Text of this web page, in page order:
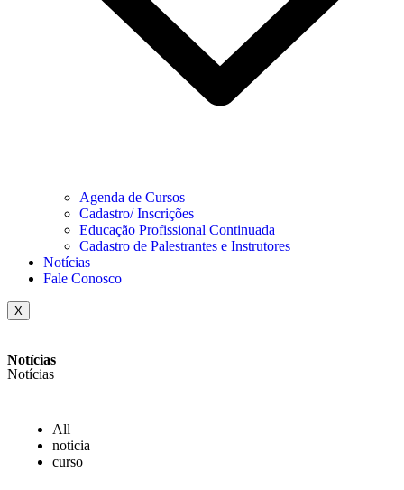
Agenda de Cursos
Cadastro/ Inscrições
Educação Profissional Continuada
Cadastro de Palestrantes e Instrutores
Notícias
Fale Conosco
X
Notícias
Notícias
All
noticia
curso